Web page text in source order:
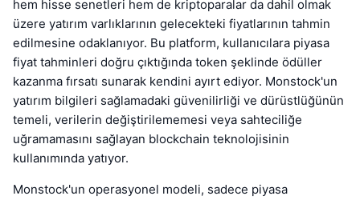
hem hisse senetleri hem de kriptoparalar da dahil olmak
üzere yatırım varlıklarının gelecekteki fiyatlarının tahmin
edilmesine odaklanıyor. Bu platform, kullanıcılara piyasa
fiyat tahminleri doğru çıktığında token şeklinde ödüller
kazanma fırsatı sunarak kendini ayırt ediyor. Monstock'un
yatırım bilgileri sağlamadaki güvenilirliği ve dürüstlüğünün
temeli, verilerin değiştirilememesi veya sahteciliğe
uğramamasını sağlayan blockchain teknolojisinin
kullanımında yatıyor.
Monstock'un operasyonel modeli, sadece piyasa